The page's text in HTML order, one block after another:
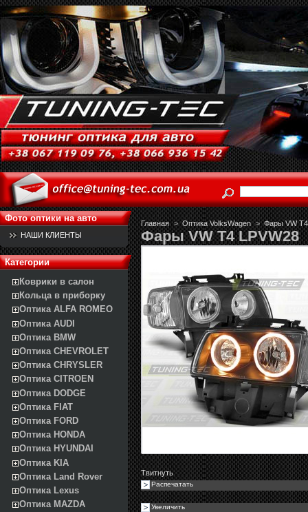
Фото оптики на авто
НАШИ КЛИЕНТЫ
Категории
Коврики в салон
Кольца в приборку
Оптика ALFA ROMEO
Оптика AUDI
Оптика BMW
Оптика CHEVROLET
Оптика CHRYSLER
Оптика CITROEN
Оптика DODGE
Оптика FIAT
Оптика FORD
Оптика HONDA
Оптика HYUNDAI
Оптика KIA
Оптика Land Rover
Оптика Lexus
Оптика MAZDA
Главная > Оптика VolksWagen > Фары VW
Фары VW T4 LPVW28
Твитнуть
Распечатать
Увеличить